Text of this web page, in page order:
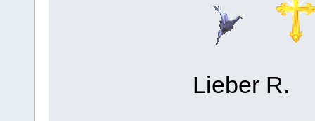
Lieber R.